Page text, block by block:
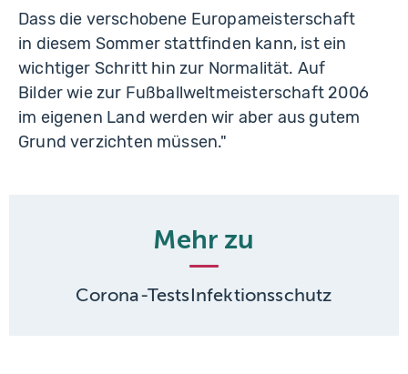
Dass die verschobene Europameisterschaft
in diesem Sommer stattfinden kann, ist ein
wichtiger Schritt hin zur Normalität. Auf
Bilder wie zur Fußballweltmeisterschaft 2006
im eigenen Land werden wir aber aus gutem
Grund verzichten müssen."
Mehr zu
Corona-TestsInfektionsschutz